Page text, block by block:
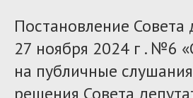
Постановление Совета
27 ноября 2024 г . №6
на публичные
решения Совета